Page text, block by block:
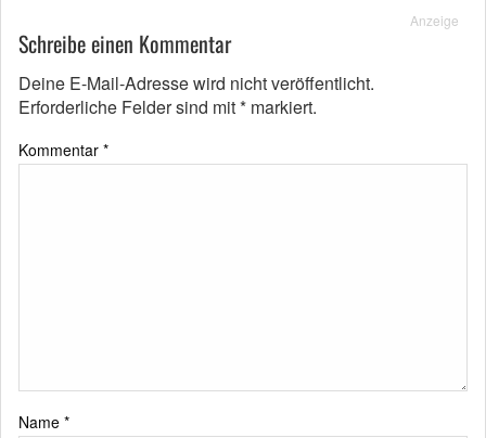
Anzeige
Schreibe einen Kommentar
Deine E-Mail-Adresse wird nicht veröffentlicht.
Erforderliche Felder sind mit* markiert.
Kommentar *
Name *